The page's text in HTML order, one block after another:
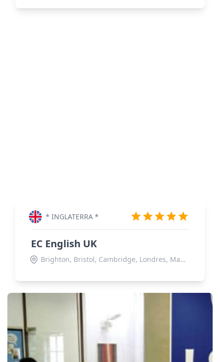
* INGLATERRA *
EC English UK
Brighton, Bristol, Cambridge, Londres, Manchester